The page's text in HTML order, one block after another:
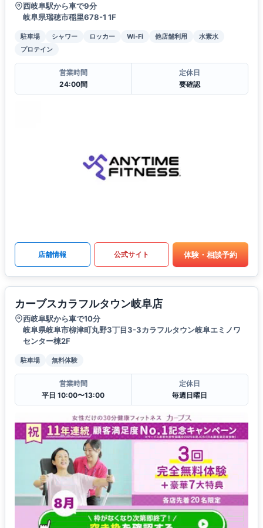
西岐阜駅から車で9分
岐阜県瑞穂市稲里678-1 1F
駐車場 シャワー ロッカー Wi-Fi 他店舗利用
水素水
プロテイン
営業時間
24:00間
定休日
要確認
店舗情報 公式サイト 体験・相談予約
カーブスカラフルタウン岐阜店
西岐阜駅から車で10分
岐阜県岐阜市柳津町丸野3丁目3-3カラフルタウン岐阜エミノワ
センター棟2F
駐車場 無料体験
営業時間
平日 10:00〜13:00
定休日
毎週日曜日